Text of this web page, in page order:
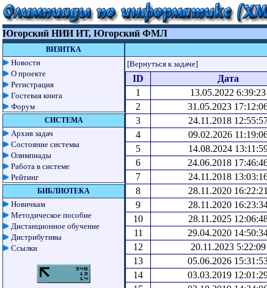
Югорский НИИ ИТ, Югорский ФМЛ
ВИЗИТКА
Новости
О проекте
Регистрация
Гостевая книга
Форум
СИСТЕМА
Архив задач
Состояние системы
Олимпиады
Работа в системе
Рейтинг
БИБЛИОТЕКА
Новичкам
Методическое пособие
Дистанционное обучение
Дистрибутивы
Ссылки
[Вернуться к задаче]
ID Дата
1
13.05.2022 6:39:23
2
31.05.2023
3
24.11.2018
4
09.02.2026
5
14.08.2024
6
24.06.2018
7
24.11.2018
8
28.11.2020 16:22:21
9
28.11.2020
10
28.11.2025
11
29.04.2020
12
20.11.2023 5:22:09
13
05.06.2026
14
03.03.2019